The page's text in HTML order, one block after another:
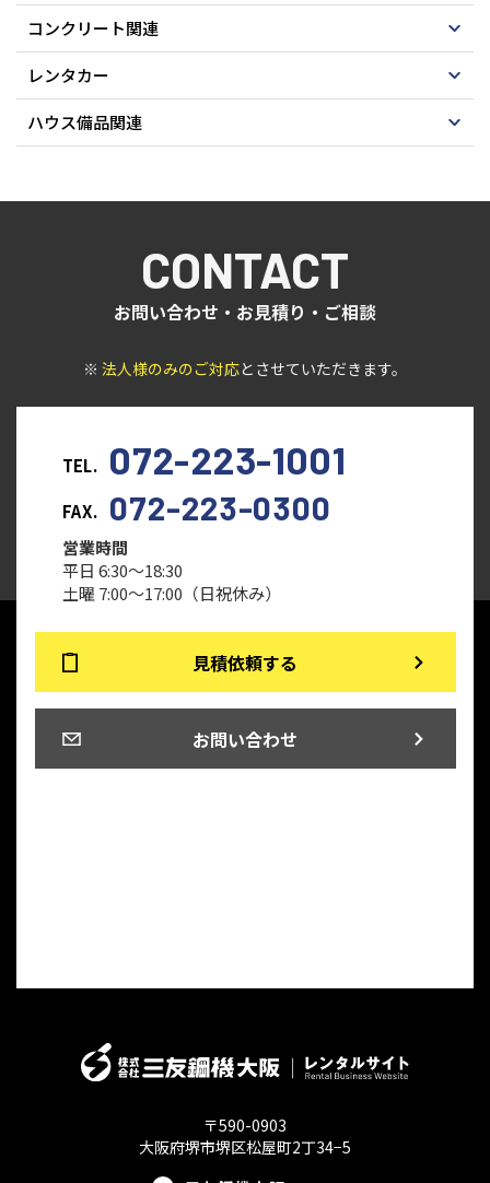
コンクリート関連
レンタカー
ハウス備品関連
CONTACT
お問い合わせ・お見積り・ご相談
※ 法人様のみのご対応とさせていただきます。
TEL. 072-223-1001
FAX. 072-223-0300
営業時間
平日 6:30～18:30
土曜 7:00～17:00（日祝休み）
見積依頼する
お問い合わせ
〒590-0903
大阪府堺市堺区松屋町2丁34−5